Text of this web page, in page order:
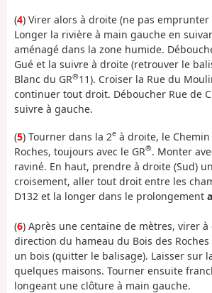
(4) Virer alors à droite (ne pas emprunter
Longer la rivière à main gauche en
aménagé dans la zone humide.
Gué et la suivre à droite (retrouver le
Blanc du GR®11). Croiser la Rue du
continuer tout droit. Déboucher Rue de
suivre à gauche.
(5) Tourner dans la 2e à droite, le
Roches, toujours avec le GR®. Monter
raviné. En haut, prendre à droite (Sud)
croisement, aller tout droit entre les
D132 et la longer dans le prolongement
(6) Après une centaine de mètres, virer à
direction du hameau du Bois des
un bois (quitter le balisage). Laisser sur
quelques maisons. Tourner ensuite
longeant une clôture à main gauche.